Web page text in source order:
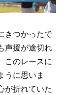
きつかったで
声援が途切れ
このレースに
うに思いま
が折れていた